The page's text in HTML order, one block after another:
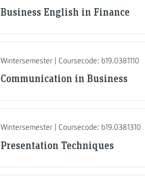
Business English in Finance
Wintersemester | Coursecode: b19.0381110
Communication in Business
Wintersemester | Coursecode: b19.0381310
Presentation Techniques